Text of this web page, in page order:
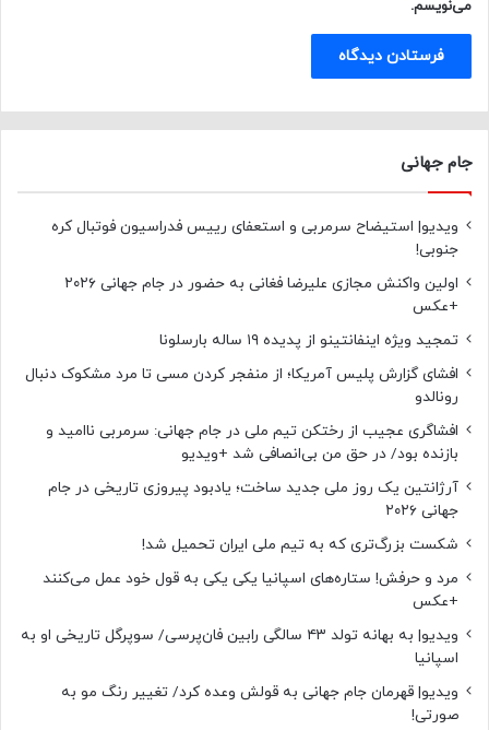
می‌نویسم.
جام جهانی
ویدیو| استیضاح سرمربی و استعفای رییس فدراسیون فوتبال کره
جنوبی!
اولین واکنش مجازی علیرضا فغانی به حضور در جام جهانی ۲۰۲۶
+عکس
تمجید ویژه اینفانتینو از پدیده ۱۹ ساله بارسلونا
افشای گزارش پلیس آمریکا؛ از منفجر کردن مسی تا مرد مشکوک دنبال
رونالدو
افشاگری عجیب از رختکن تیم ملی در جام جهانی: سرمربی ناامید و
بازنده بود/ در حق من بی‌انصافی شد +ویدیو
آرژانتین یک روز ملی جدید ساخت؛ یادبود پیروزی تاریخی در جام
جهانی ۲۰۲۶
شکست بزرگ‌تری که به تیم ملی ایران تحمیل شد!
مرد و حرفش! ستاره‌های اسپانیا یکی یکی به قول خود عمل می‌کنند
+عکس
ویدیو| به بهانه تولد ۴۳ سالگی رابین فان‌پرسی/ سوپرگل تاریخی او به
اسپانیا
ویدیو| قهرمان جام جهانی به قولش وعده کرد/ تغییر رنگ مو به
صورتی!